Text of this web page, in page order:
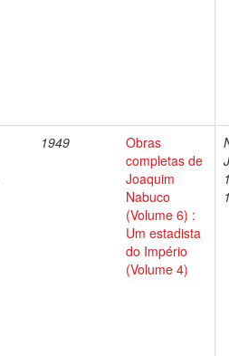
1949
Obras
completas de
Joaquim
Nabuco
(Volume 6) :
Um estadista
do Império
(Volume 4)